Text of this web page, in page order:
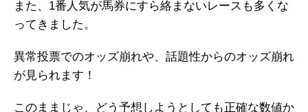
また、1番人気が馬券にすら絡まないレースも多くな
ってきました。
異常投票でのオッズ崩れや、話題性からのオッズ崩れ
が見られます！
このままじゃ、どう予想しようとしても正確な数値か